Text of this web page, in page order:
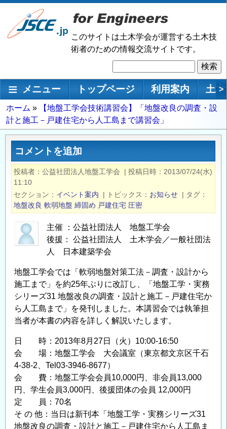
メ
ン
移
動
このサイトは土木学会が運営する土木技
術者のための情報交流サイトです。
索
メインナビゲーション
メニュー トップページ 利用案内 土 >
パ
ン
く
ホーム
【地盤工学会技術講習会】「地盤改良の調査・設
計と施工－戸建住宅から人工島まで講習会」
コメントを追加
投稿者 公益社団法人地盤工学会 | 投稿日時
2013/07/24(水)
11:10
セクション
イベント案内 | トピックス お知らせ | タグ
地盤改良 軟弱地盤 締固め 戸建住宅 圧密
主催 ：公益社団法人 地盤工学会
後援： 公益社団法人 土木学会／一般社団法
人 日本建築学会
地盤工学会では「軟弱地盤対策工法－調査・設計から
施工まで」を約25年ぶりに改訂し、「地盤工学・実務
シリーズ31 地盤改良の調査・設計と施工－戸建住宅か
ら人工島まで」を発刊しました。本講習会では執筆担
当者が本書の内容を詳しく解説いたします。
日 時：2013年8月27日（火）10:00-16:50
会 場：地盤工学会 大会議室（東京都文京区千石
4-38-2、Tel03-3946-8677）
会 費：地盤工学会会員10,000円、非会員13,000
円、学生会員3,000円、後援団体の会員 12,000円
定 員：70名
そ の 他：当日は新刊本「地盤工学・実務シリーズ31
地盤改良の調査・設計と施工－戸建住宅から人工島ま